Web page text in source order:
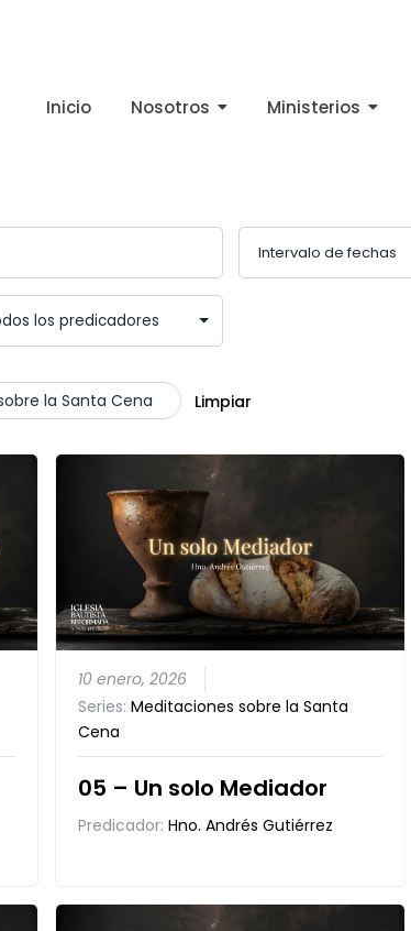
Inicio Nosotros Ministerios
la Santa Cena Limpiar
10 enero, 2026
Series:Meditaciones sobre la Santa
Cena
05 – Un solo Mediador
Predicador:Hno. Andrés Gutiérrez